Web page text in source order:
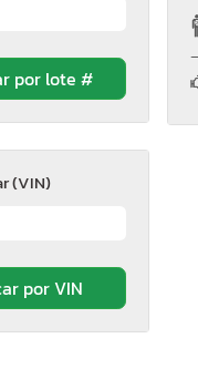
(VIN)